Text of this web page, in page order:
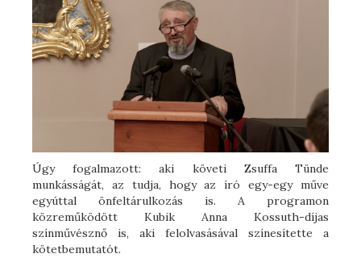
Úgy fogalmazott: aki követi Zsuffa Tünde
munkásságát, az tudja, hogy az író egy-egy műve
egyúttal önfeltárulkozás is. A programon
közreműködött Kubik Anna Kossuth-díjas
színművésznő is, aki felolvasásával színesítette a
kötetbemutatót.